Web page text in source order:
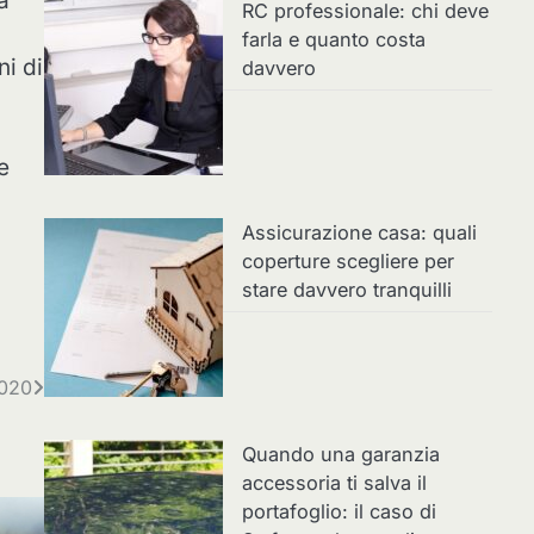
di
RC professionale: chi deve
farla e quanto costa
davvero
Assicurazione casa: quali
coperture scegliere per
stare davvero tranquilli
Quando una garanzia
accessoria ti salva il
portafoglio: il caso di